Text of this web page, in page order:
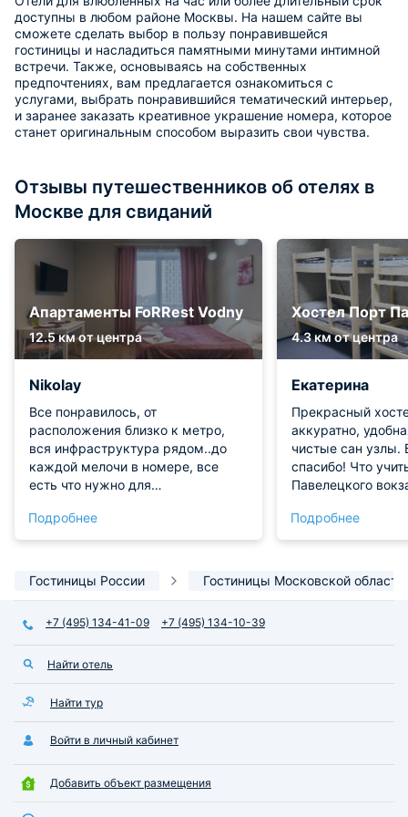
доступны в любом районе Москвы. На нашем сайте вы
сможете сделать выбор в пользу понравившейся
гостиницы и насладиться памятными минутами интимной
встречи. Также, основываясь на собственных
предпочтениях, вам предлагается ознакомиться с
услугами, выбрать понравившийся тематический интерьер,
и заранее заказать креативное украшение номера, которое
станет оригинальным способом выразить свои чувства.
Отзывы путешественников об отелях в
Москве для свиданий
Апартаменты FoRRest Vodny
12.5 км от центра
Nikolay
Все понравилось, от
расположения близко к метро,
вся инфраструктура рядом..до
каждой мелочи в номере, все
есть что нужно для
очень понравилось!!!
Подробнее
Хостел Порт
4.3 км от центра
Екатерина
Прекрасный
аккуратно,
чистые сан узлы.
спасибо! Что
Павелецкого
Подробнее
Гостиницы России Гостиницы Московской области
+7 (495) 134-41-09 +7 (495) 134-10-39
Найти отель
Найти тур
Войти в личный кабинет
Добавить объект размещения